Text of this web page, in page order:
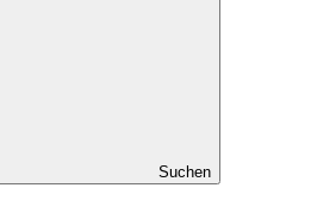
Suchen